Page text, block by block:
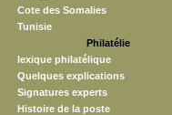
Cote des Somalies
Tunisie
Philatélie
lexique philatélique
Quelques explications
Signatures experts
Histoire de la poste